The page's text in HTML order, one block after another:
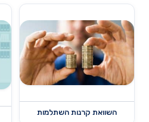
השוואת קרנות השתלמות